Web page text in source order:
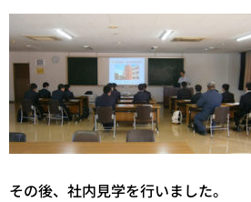
その後、社内見学を行いました。